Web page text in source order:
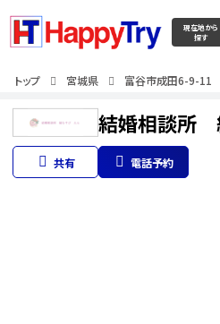
現在地から
探す
トップ 宮城県 富谷市成田6-9-11
結婚相談所
共有 電話予約